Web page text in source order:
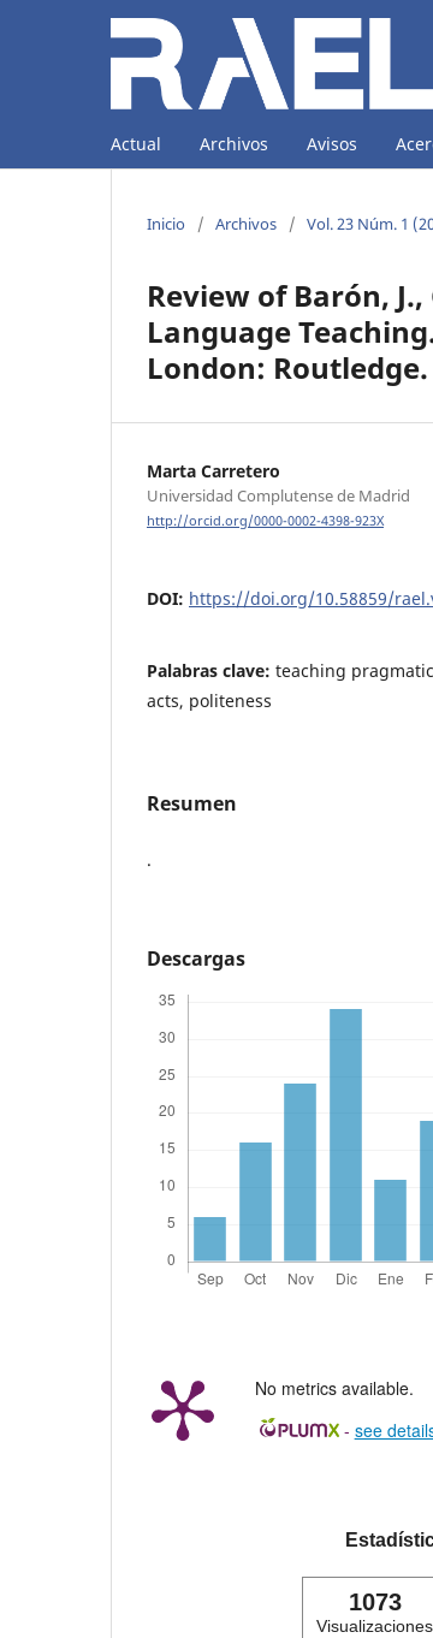
Actual Archivos Avisos
Inicio / Archivos / Vol. 23 Núm. 1
Review of Barón,
Language
London: Routledge.
Marta Carretero
Universidad Complutense de Madrid
http://orcid.org/0000-0002-4398-923X
DOI: https://doi.org/10.58859/
Palabras clave: teaching
acts, politeness
Resumen
.
Descargas
No metrics available.
- see
1073
Visualizaciones